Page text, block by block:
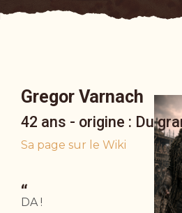
Gregor Varnach
42 ans - origine : Du
Sa page sur le Wiki
“
DA !